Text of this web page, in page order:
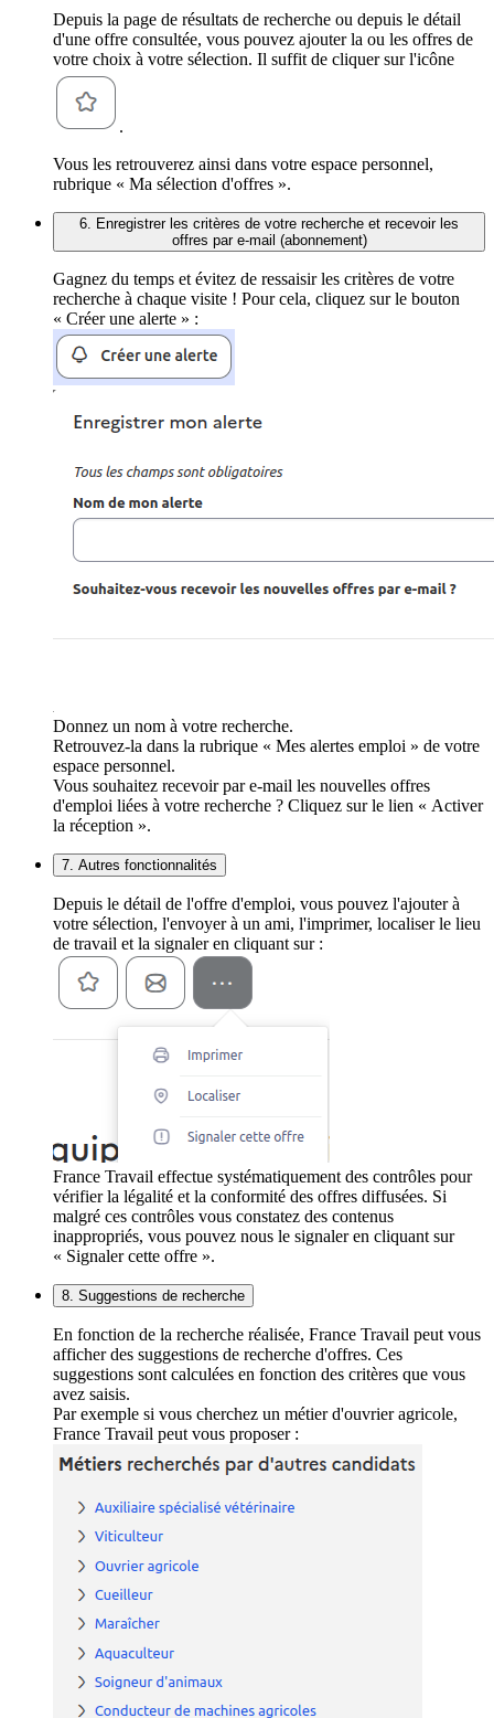
Depuis la page de résultats de recherche ou depuis le détail
d'une offre consultée, vous pouvez ajouter la ou les offres de
votre choix à votre sélection. Il suffit de cliquer sur l'icône
.
Vous les retrouverez ainsi dans votre espace personnel,
rubrique « Ma sélection d'offres ».
6. Enregistrer les critères de votre recherche et recevoir les
offres par e-mail (abonnement)
Gagnez du temps et évitez de ressaisir les critères de votre
recherche à chaque visite ! Pour cela, cliquez sur le bouton
« Créer une alerte » :
Donnez un nom à votre recherche.
Retrouvez-la dans la rubrique « Mes alertes emploi » de votre
espace personnel.
Vous souhaitez recevoir par e-mail les nouvelles offres
d'emploi liées à votre recherche ? Cliquez sur le lien « Activer
la réception ».
7. Autres fonctionnalités
Depuis le détail de l'offre d'emploi, vous pouvez l'ajouter à
votre sélection, l'envoyer à un ami, l'imprimer, localiser le lieu
de travail et la signaler en cliquant sur :
France Travail effectue systématiquement des contrôles pour
vérifier la légalité et la conformité des offres diffusées. Si
malgré ces contrôles vous constatez des contenus
inappropriés, vous pouvez nous le signaler en cliquant sur
« Signaler cette offre ».
8. Suggestions de recherche
En fonction de la recherche réalisée, France Travail peut vous
afficher des suggestions de recherche d'offres. Ces
suggestions sont calculées en fonction des critères que vous
avez saisis.
Par exemple si vous cherchez un métier d'ouvrier agricole,
France Travail peut vous proposer :